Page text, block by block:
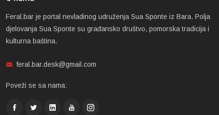
Feral.bar je portal nevladinog udruženja Sua Sponte iz Bara. Polja
djelovanja Sua Sponte su građansko društvo, pomorska tradicija i
kulturna baština.
feral.bar.desk@gmail.com
Poveži se sa nama: